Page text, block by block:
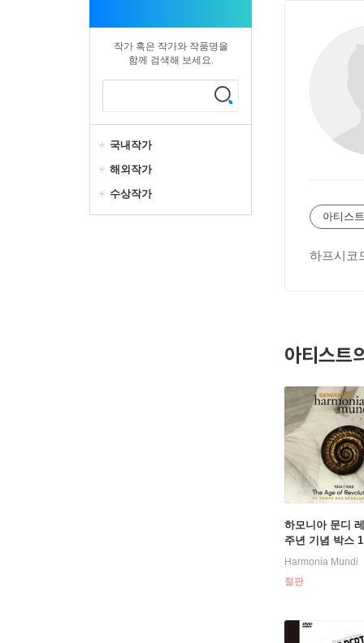
작가 혹은 작가와 작품명을
함께 검색해 보세요.
국내작가
해외작가
수상작가
아티스
하프시코
아티스트
하모니아 문디
주년 기념 박스
988 혁명의 시
1958-1988
Harmonia Mundi
절판